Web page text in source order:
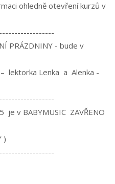
ohledně otevření kurzů v
PRÁZDNINY - bude v
lektorka Lenka a Alenka -
je v BABYMUSIC ZAVŘENO
)